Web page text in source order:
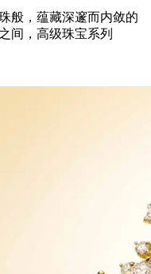
般，蕴藏深邃而内敛的
间，高级珠宝系列